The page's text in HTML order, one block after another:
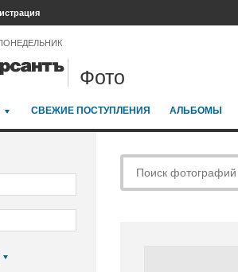
Фото
СВЕЖИЕ ПОСТУПЛЕНИЯ АЛЬБОМЫ